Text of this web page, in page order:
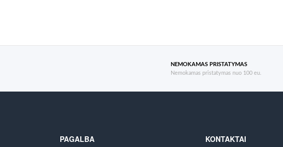
NEMOKAMAS PRISTATYMAS
Nemokamas pristatymas nuo 100 eu.
PAGALBA KONTAKTAI